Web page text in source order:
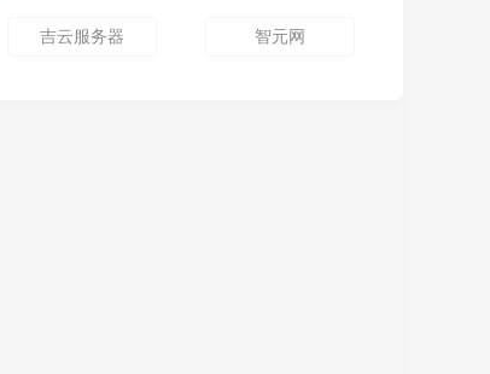
吉云服务器 智元网